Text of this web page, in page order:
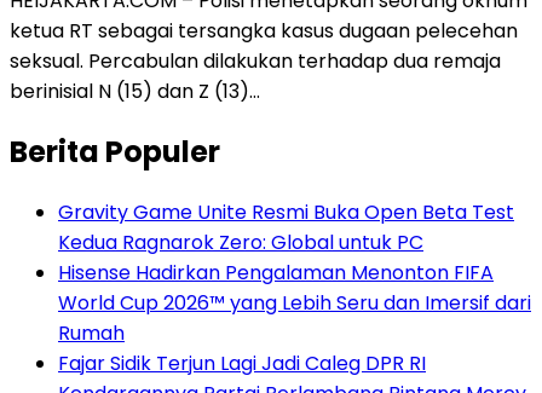
ketua RT sebagai tersangka kasus dugaan pelecehan
seksual. Percabulan dilakukan terhadap dua remaja
berinisial N (15) dan Z (13)…
Berita Populer
Gravity Game Unite Resmi Buka Open Beta Test
Kedua Ragnarok Zero: Global untuk PC
Hisense Hadirkan Pengalaman Menonton FIFA
World Cup 2026™ yang Lebih Seru dan Imersif dari
Rumah
Fajar Sidik Terjun Lagi Jadi Caleg DPR RI